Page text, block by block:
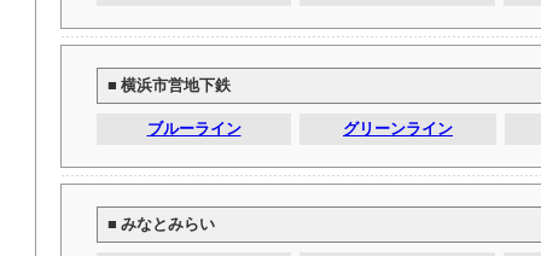
■ 横浜市営地下鉄
ブルーライン グリーンライン
■ みなとみらい